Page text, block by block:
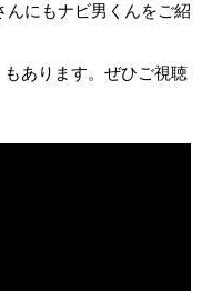
んにもナビ男くんをご紹
あります。ぜひご視聴